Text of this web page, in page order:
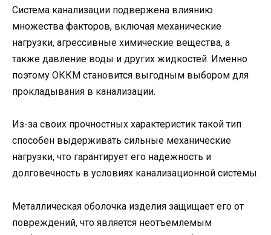
Система канализации подвержена влиянию
множества факторов, включая механические
нагрузки, агрессивные химические вещества, а
также давление воды и других жидкостей. Именно
поэтому ОККМ становится выгодным выбором для
прокладывания в канализации.
Из-за своих прочностных характеристик такой тип
способен выдерживать сильные механические
нагрузки, что гарантирует его надежность и
долговечность в условиях канализационной системы.
Металлическая оболочка изделия защищает его от
повреждений, что является неотъемлемым